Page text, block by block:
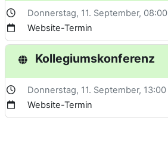
Donnerstag, 11. September, 08:00
Website-Termin
Kollegiumskonferenz
Donnerstag, 11. September, 13:00
Website-Termin